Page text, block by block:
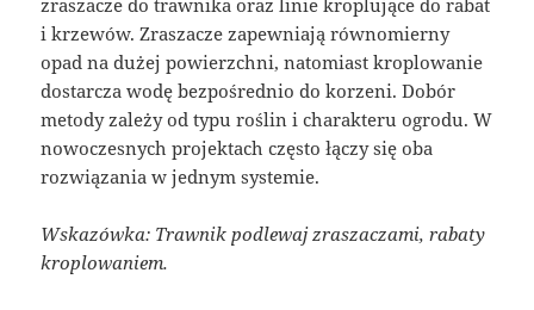
i krzewów. Zraszacze zapewniają równomierny
opad na dużej powierzchni, natomiast kroplowanie
dostarcza wodę bezpośrednio do korzeni. Dobór
metody zależy od typu roślin i charakteru ogrodu. W
nowoczesnych projektach często łączy się oba
rozwiązania w jednym systemie.
Wskazówka: Trawnik podlewaj zraszaczami, rabaty
kroplowaniem.